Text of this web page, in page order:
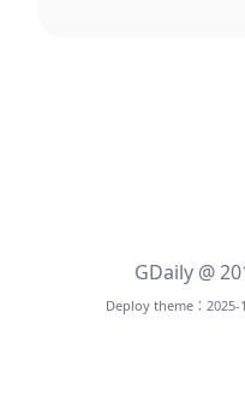
GDaily @
Deploy theme：2025-